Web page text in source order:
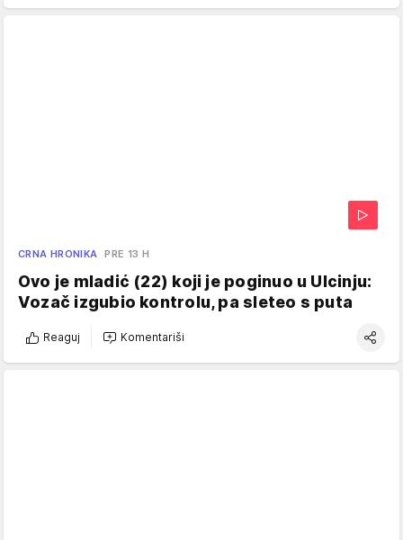
CRNA HRONIKA PRE 13 H
Ovo je mladić (22) koji je poginuo u Ulcinju:
Vozač izgubio kontrolu, pa sleteo s puta
Reaguj Komentariši